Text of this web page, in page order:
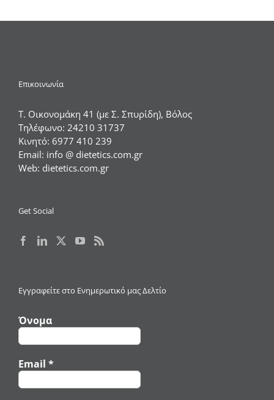
Επικοινωνία
Τ. Οικονομάκη 41 (με Σ. Σπυρίδη), Βόλος
Τηλέφωνο: 24210 31737
Κινητό: 6977 410 239
Email: info @ dietetics.com.gr
Web: dietetics.com.gr
Get Social
Εγγραφείτε στο Ενημερωτικό μας Δελτίο
Όνομα
Email *